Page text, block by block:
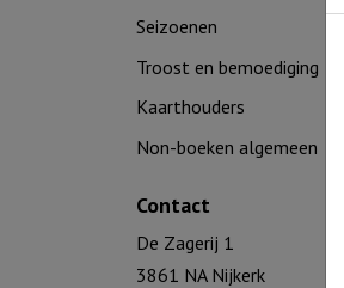
Seizoenen
Troost en bemoediging
Kaarthouders
Non-boeken algemeen
Contact
De Zagerij 1
3861 NA Nijkerk